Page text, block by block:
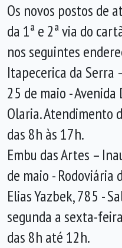
Os novos postos de
da 1ª e 2ª via do
nos seguintes
Itapecerica da Serra
25 de maio -
Olaria. Atendimento
das 8h às 17h.
Embu das Artes –
de maio - Rodoviária
Elias Yazbek, 785 -
segunda a sexta-
das 8h até 12h.